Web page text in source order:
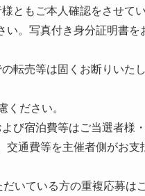
ともご本人確認をさせて
い。写真付き身分証明書
転売等は固くお断りいた
ださい。
び宿泊費等はご当選者様
交通費等を主催者側がお
いている方の重複応募は